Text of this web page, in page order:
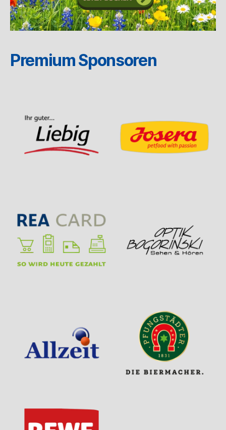
Premium Sponsoren